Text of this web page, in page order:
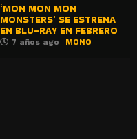
‘MON MON MON
MONSTERS’ SE ESTRENA
EN BLU-RAY EN FEBRERO
7 años ago MONO